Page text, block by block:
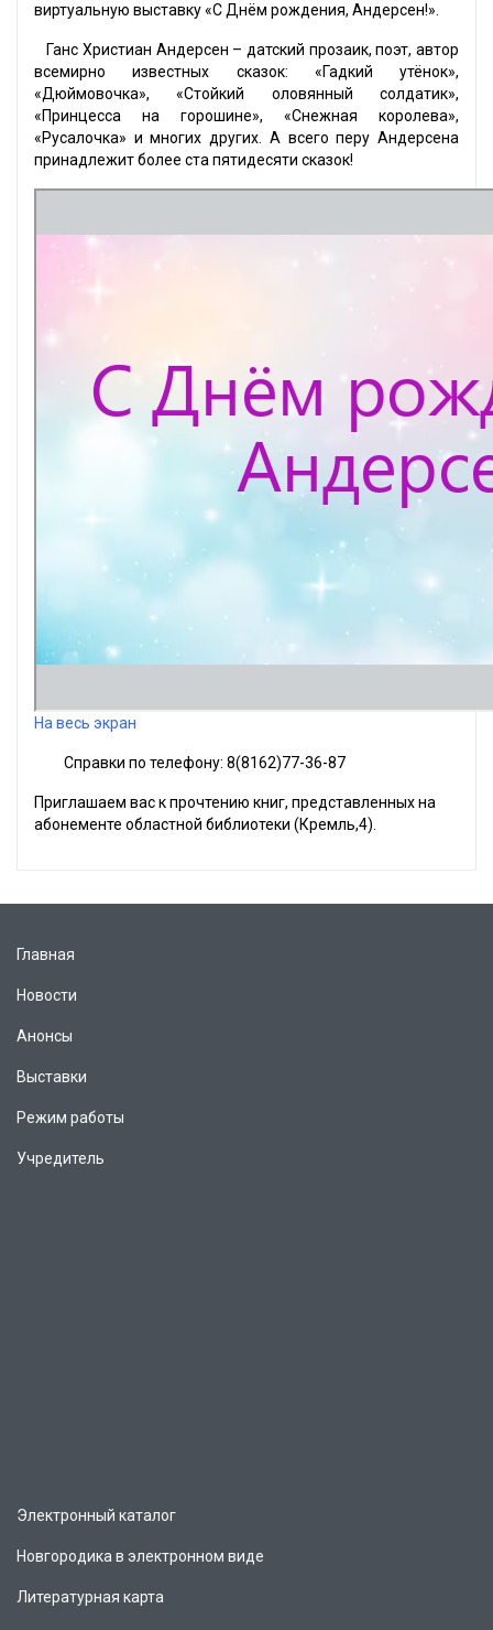
виртуальную выставку «С Днём рождения, Андерсен!».
Ганс Христиан Андерсен – датский прозаик, поэт, автор
всемирно известных сказок: «Гадкий утёнок»,
«Дюймовочка», «Стойкий оловянный солдатик»,
«Принцесса на горошине», «Снежная королева»,
«Русалочка» и многих других. А всего перу Андерсена
принадлежит более ста пятидесяти сказок!
На весь экран
Справки по телефону: 8(8162)77-36-87
Приглашаем вас к прочтению книг, представленных на
абонементе областной библиотеки (Кремль,4).
Главная
Новости
Анонсы
Выставки
Режим работы
Учредитель
Электронный каталог
Новгородика в электронном виде
Литературная карта